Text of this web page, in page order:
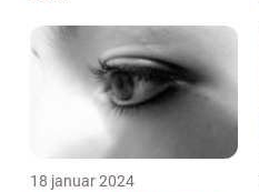
18 januar 2024